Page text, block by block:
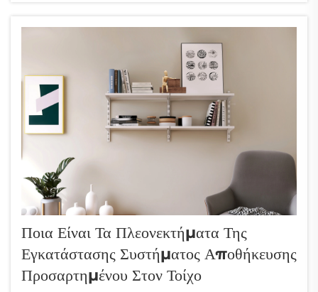
Ποια Είναι Τα Πλεονεκτήματα Της
Εγκατάστασης Συστήματος Αποθήκευσης
Προσαρτημένου Στον Τοίχο